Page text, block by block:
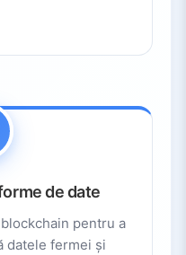
de date
pentru a
datele fermei și